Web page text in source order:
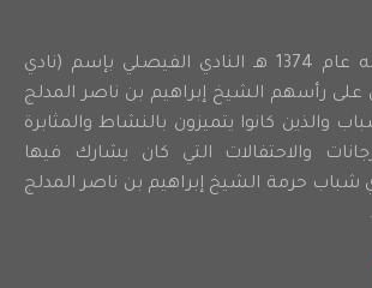
أسس شباب حرمه عام 1374 هـ النادي الفيصلي بإسم (نادي
رأسهم الشيخ إبراهيم بن ناصر المدلج
والذين كانوا يتميزون بالنشاط والمثابرة
والاحتفالات التي كان يشارك فيها
شباب حرمة الشيخ إبراهيم بن ناصر المدلج